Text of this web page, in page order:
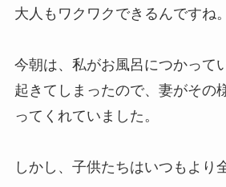
大人もワクワクできるんですね。
今朝は、私がお風呂につかって
起きてしまったので、妻がその
ってくれていました。
しかし、子供たちはいつもより